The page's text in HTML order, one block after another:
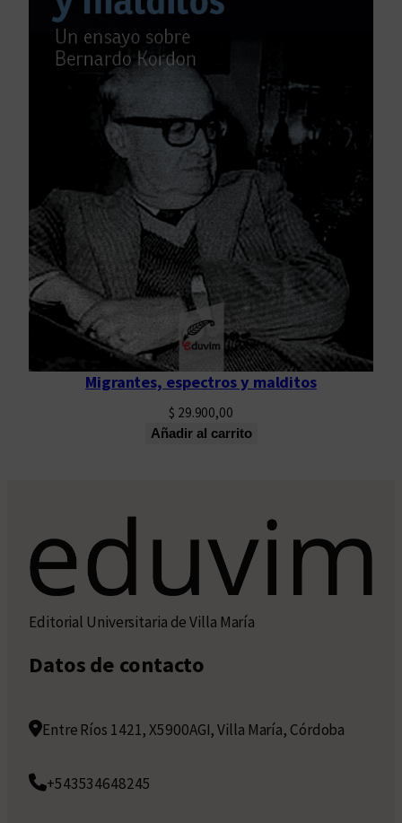
Migrantes, espectros y malditos
$ 29.900,00
Añadir al carrito
Editorial Universitaria de Villa María
Datos de contacto
Entre Ríos 1421, X5900AGI, Villa María, Córdoba
+543534648245